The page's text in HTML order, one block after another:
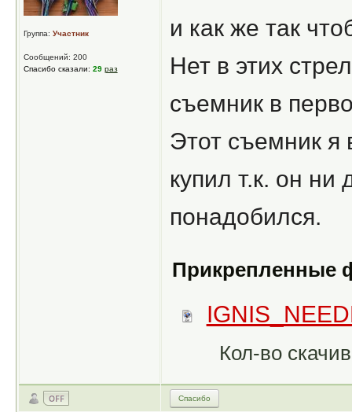
Группа: Участник
Сообщений: 200
Спасибо сказали: 29 раз
и как же так
Нет в этих
съемник в
Этот съемник я
купил т.к. он ни
понадобился.
Прикрепленные
Кол-во
Спасибо